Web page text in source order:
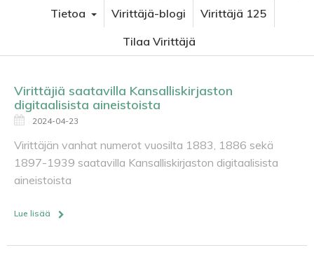
Tietoa
Virittäjä-blogi
Virittäjä 125
Tilaa Virittäjä
Virittäjiä saatavilla Kansalliskirjaston
digitaalisista aineistoista
2024-04-23
Virittäjän vanhat numerot vuosilta 1883, 1886 sekä
1897-1939 saatavilla Kansalliskirjaston digitaalisista
aineistoista
Lue lisää